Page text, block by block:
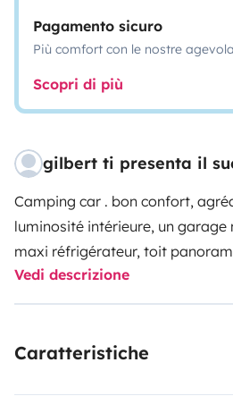
Pagamento sicuro
Più comfort con le nostre
Scopri di più
gilbert ti presenta il
Camping car . bon confort,
luminosité intérieure, un
maxi réfrigérateur, toit
douche indépendante, vaste lit
panneau solaire. vaisselle et
Vedi descrizione
Caratteristiche